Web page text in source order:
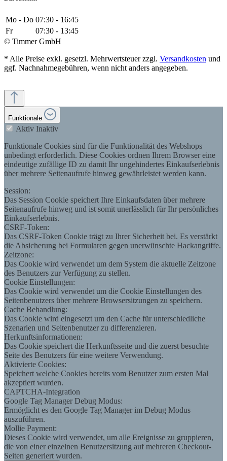
Mo - Do 07:30 - 16:45
Fr
07:30 - 13:45
© Timmer GmbH
* Alle Preise exkl. gesetzl. Mehrwertsteuer zzgl. Versandkosten und
ggf. Nachnahmegebühren, wenn nicht anders angegeben.
Funktionale
Aktiv Inaktiv
Funktionale Cookies sind für die Funktionalität des Webshops
unbedingt erforderlich. Diese Cookies ordnen Ihrem Browser eine
eindeutige zufällige ID zu damit Ihr ungehindertes Einkaufserlebnis
über mehrere Seitenaufrufe hinweg gewährleistet werden kann.
Session:
Das Session Cookie speichert Ihre Einkaufsdaten über mehrere
Seitenaufrufe hinweg und ist somit unerlässlich für Ihr persönliches
Einkaufserlebnis.
CSRF-Token:
Das CSRF-Token Cookie trägt zu Ihrer Sicherheit bei. Es verstärkt
die Absicherung bei Formularen gegen unerwünschte Hackangriffe.
Zeitzone:
Das Cookie wird verwendet um dem System die aktuelle Zeitzone
des Benutzers zur Verfügung zu stellen.
Cookie Einstellungen:
Das Cookie wird verwendet um die Cookie Einstellungen des
Seitenbenutzers über mehrere Browsersitzungen zu speichern.
Cache Behandlung:
Das Cookie wird eingesetzt um den Cache für unterschiedliche
Szenarien und Seitenbenutzer zu differenzieren.
Herkunftsinformationen:
Das Cookie speichert die Herkunftsseite und die zuerst besuchte
Seite des Benutzers für eine weitere Verwendung.
Aktivierte Cookies:
Speichert welche Cookies bereits vom Benutzer zum ersten Mal
akzeptiert wurden.
CAPTCHA-Integration
Google Tag Manager Debug Modus:
Ermöglicht es den Google Tag Manager im Debug Modus
auszuführen.
Mollie Payment:
Dieses Cookie wird verwendet, um alle Ereignisse zu gruppieren,
die von einer einzelnen Benutzersitzung auf mehreren Checkout-
Seiten generiert wurden.